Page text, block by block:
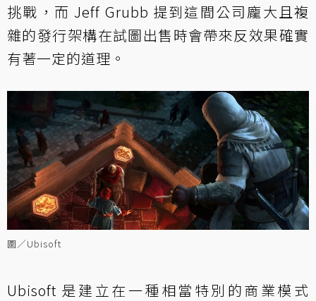
挑戰，而 Jeff Grubb 提到這間公司龐大且複
雜的發行架構在試圖出售時會帶來反效果確實
有著一定的道理。
圖／Ubisoft
Ubisoft 是建立在一種相當特別的商業模式